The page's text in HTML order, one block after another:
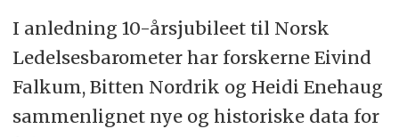
I anledning 10-årsjubileet til Norsk
Ledelsesbarometer har forskerne Eivind
Falkum, Bitten Nordrik og Heidi Enehaug
sammenlignet nye og historiske data for